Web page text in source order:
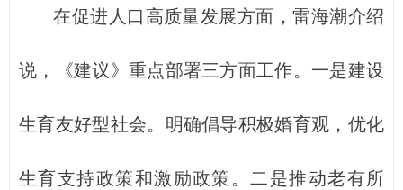
在促进人口高质量发展方面，雷海潮介绍
说，《建议》重点部署三方面工作。一是建设
生育友好型社会。明确倡导积极婚育观，优化
生育支持政策和激励政策。二是推动老有所